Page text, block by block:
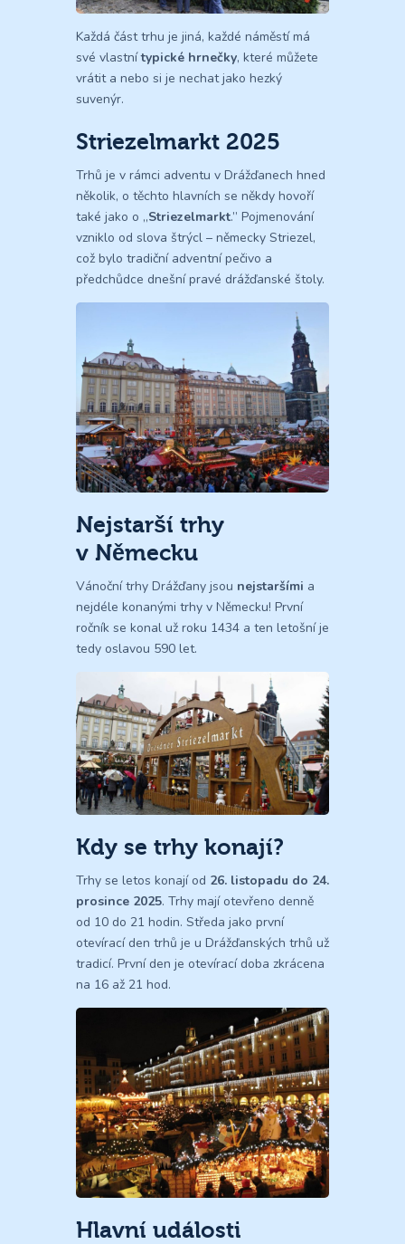
Každá část trhu je jiná, každé náměstí má
své vlastnítypické hrnečky, které můžete
vrátit a nebo si je nechat jako hezký
suvenýr.
Striezelmarkt 2025
Trhů je v rámci adventu v Drážďanech hned
několik, o těchto hlavních se někdy hovoří
také jako o „Striezelmarkt.” Pojmenování
vzniklo od slova štrýcl – německy Striezel,
což bylo tradiční adventní pečivo a
předchůdce dnešní pravé drážďanské štoly.
Nejstarší trhy
v Německu
Vánoční trhy Drážďany jsou nejstaršími a
nejdéle konanými trhy v Německu! První
ročník se konal už roku 1434 a ten letošní je
tedy oslavou 590 let.
Kdy se trhy konají?
Trhy se letos konají od 26. listopadu do 24.
prosince 2025. Trhy mají otevřeno denně
od 10 do 21 hodin. Středa jako první
otevírací den trhů je u Drážďanských trhů už
tradicí. První den je otevírací doba zkrácena
na 16 až 21 hod.
Hlavní události